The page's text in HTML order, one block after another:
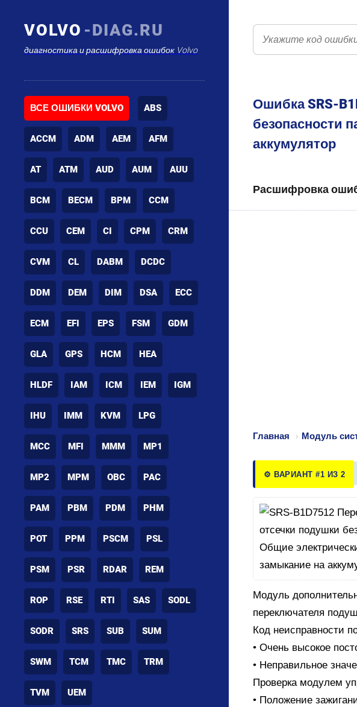
VOLVO -DIAG.RU
диагностика и расшифровка ошибок Volvo
ВСЕ ОШИБКИ VOLVO ABS
ACCM ADM AEM AFM
AT ATM AUD AUM AUU
BCM BECM BPM CCM
CCU CEM CI CPM CRM
CVM CL DABM DCDC
DDM DEM DIM DSA ECC
ECM EFI EPS FSM GDM
GLA GPS HCM HEA
HLDF IAM ICM IEM IGM
IHU IMM KVM LPG
MCC MFI MMM MP1
MP2 MPM OBC PAC
PAM PBM PDM PHM
POT PPM PSCM PSL
PSM PSR RDAR REM
ROP RSE RTI SAS SODL
SODR SRS SUB SUM
SWM TCM TMC TRM
TVM UEM
Ошибка SRS-
безопасности
аккумулятор
Расшифровка
Главная › Модуль
⚙️ ВАРИАНТ #1 ИЗ 2
Модуль
переключателя
Код неисправности
• Очень высокое
• Неправильное
Проверка модулем
• Положение